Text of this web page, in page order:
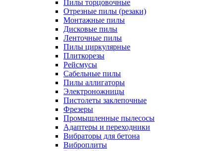
Пилы торцовочные
Отрезные пилы (резаки)
Монтажные пилы
Дисковые пилы
Ленточные пилы
Пилы циркулярные
Плиткорезы
Рейсмусы
Сабельные пилы
Пилы аллигаторы
Электроножницы
Пистолеты заклепочные
Фрезеры
Промышленные пылесосы
Адаптеры и переходники
Вибраторы для бетона
Виброплиты